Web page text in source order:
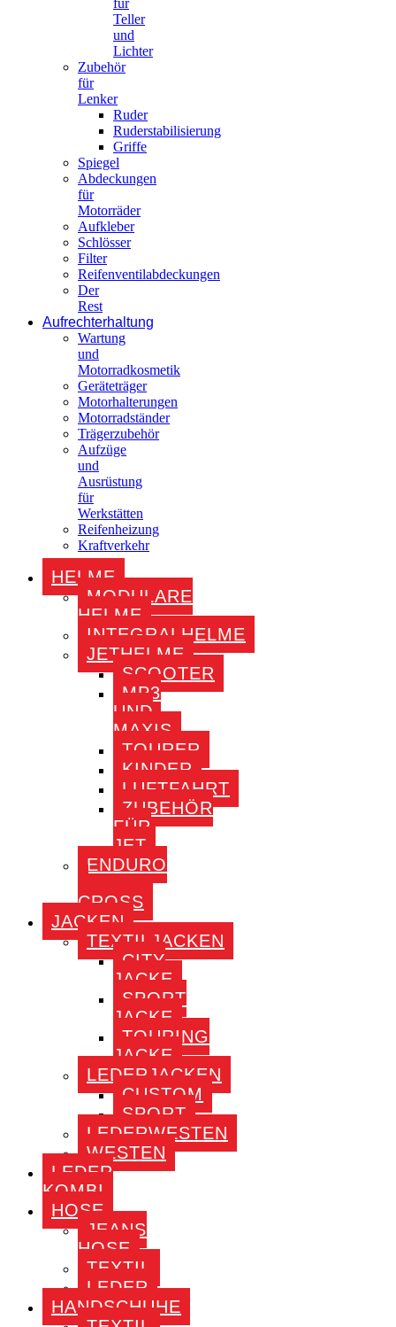
für
Teller
und
Lichter
Zubehör
für
Lenker
Ruder
Ruderstabilisierung
Griffe
Spiegel
Abdeckungen
für
Motorräder
Aufkleber
Schlösser
Filter
Reifenventilabdeckungen
Der
Rest
Aufrechterhaltung
Wartung
und
Motorradkosmetik
Geräteträger
Motorhalterungen
Motorradständer
Trägerzubehör
Aufzüge
und
Ausrüstung
für
Werkstätten
Reifenheizung
Kraftverkehr
HELME
MODULARE
HELME
INTEGRALHELME
JETHELME
SCOOTER
MP3
UND
MAXIS
TOURER
KINDER
LUFTFAHRT
ZUBEHÖR
FÜR
JET
ENDURO
CROSS
JACKEN
TEXTILJACKEN
CITY
JACKE
SPORT
JACKE
TOURING
JACKE
LEDERJACKEN
CUSTOM
SPORT
LEDERWESTEN
WESTEN
LEDER
KOMBI
HOSE
JEANS
HOSE
TEXTIL
LEDER
HANDSCHUHE